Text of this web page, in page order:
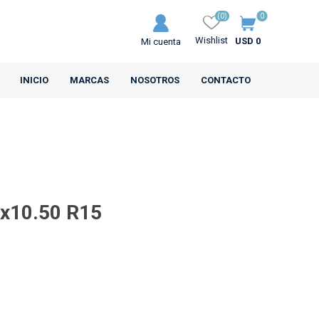
Mi cuenta Wishlist
(0) 0
USD 0
INICIO MARCAS NOSOTROS CONTACTO
R15